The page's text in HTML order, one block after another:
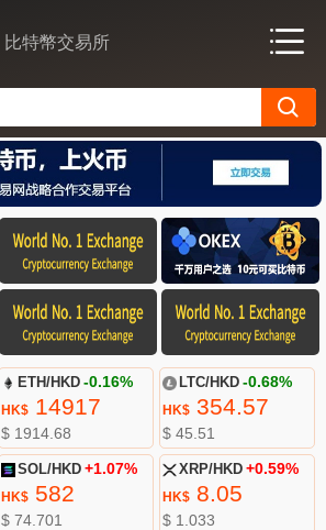
比特幣交易所
ETH/HKD -0.16%
HK$ 14917
$ 1914.68
LTC/HKD -0.68%
HK$354.57
$ 45.51
SOL/HKD +1.07%
HK$ 582
$ 74.701
XRP/HKD +0.59%
HK$8.05
$ 1.033